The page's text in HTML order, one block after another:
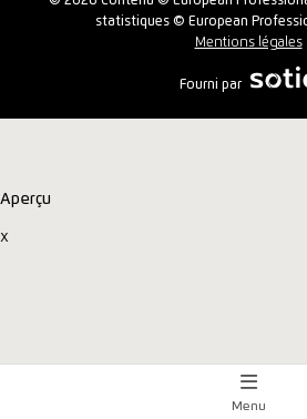
statistiques © European
Mentions légales
Fourni par
Aperçu
x
Menu